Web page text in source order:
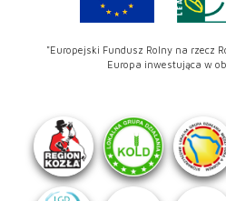
"Europejski Fundusz Rolny na rzecz
Europa inwestująca w